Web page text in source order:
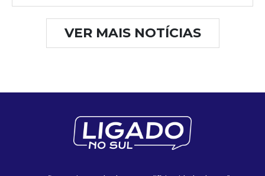
VER MAIS NOTÍCIAS